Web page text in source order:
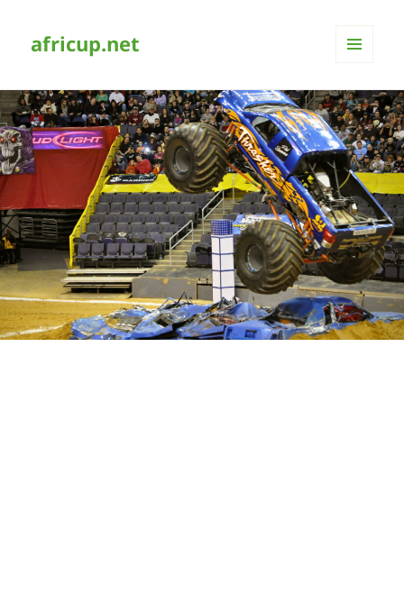
africup.net
WIDGETS